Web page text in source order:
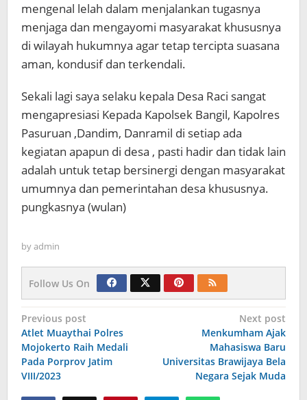
mengenal lelah dalam menjalankan tugasnya
menjaga dan mengayomi masyarakat khususnya
di wilayah hukumnya agar tetap tercipta suasana
aman, kondusif dan terkendali.
Sekali lagi saya selaku kepala Desa Raci sangat
mengapresiasi Kepada Kapolsek Bangil, Kapolres
Pasuruan ,Dandim, Danramil di setiap ada
kegiatan apapun di desa , pasti hadir dan tidak lain
adalah untuk tetap bersinergi dengan masyarakat
umumnya dan pemerintahan desa khususnya.
pungkasnya (wulan)
byadmin
Follow Us On
Navigasi
pos
Previous post
Atlet Muaythai Polres
Mojokerto Raih Medali
Pada Porprov Jatim
VIII/2023
Next post
Menkumham Ajak
Mahasiswa Baru
Universitas Brawijaya Bela
Negara Sejak Muda